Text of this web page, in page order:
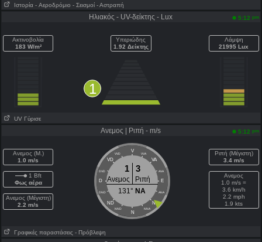
Ιστορία - Aεροδρόμιο - Σεισμοί - Αστραπή
Ηλιακός - UV-δείκτης - Lux 5:12 pm
Ακτινοβολία
183 W/m²
Υπεριώδης
1.92 Δείκτης
1
Λάμψη
21995 Lux
UV Γύρισε
Ανεμος | Ριπή - m/s 5:12 pm
Ανεμος (Μ.)
1.0 m/s
1 Bft
Φως αέρα
Ανεμος (Μέγιστη)
2.2 m/s
V
VVD VVA
VD VA
DVD AVA
D E
DND ANA
ND NA
NND NNA
N
1 3
Ανεμος
Ριπή
131° NA
Ριπή (Μέγιστη)
3.4 m/s
Ανεμος
1.0 m/s =
3.6 km/h
2.2 mph
1.9 kts
Γραφικές παραστάσεις - Πρόβλεψη